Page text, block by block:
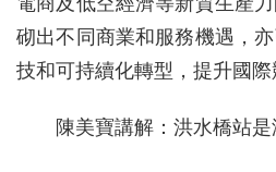
砌出不同商業和服務機遇，
技和可持續化轉型，提升國際
陳美寶講解：洪水橋站